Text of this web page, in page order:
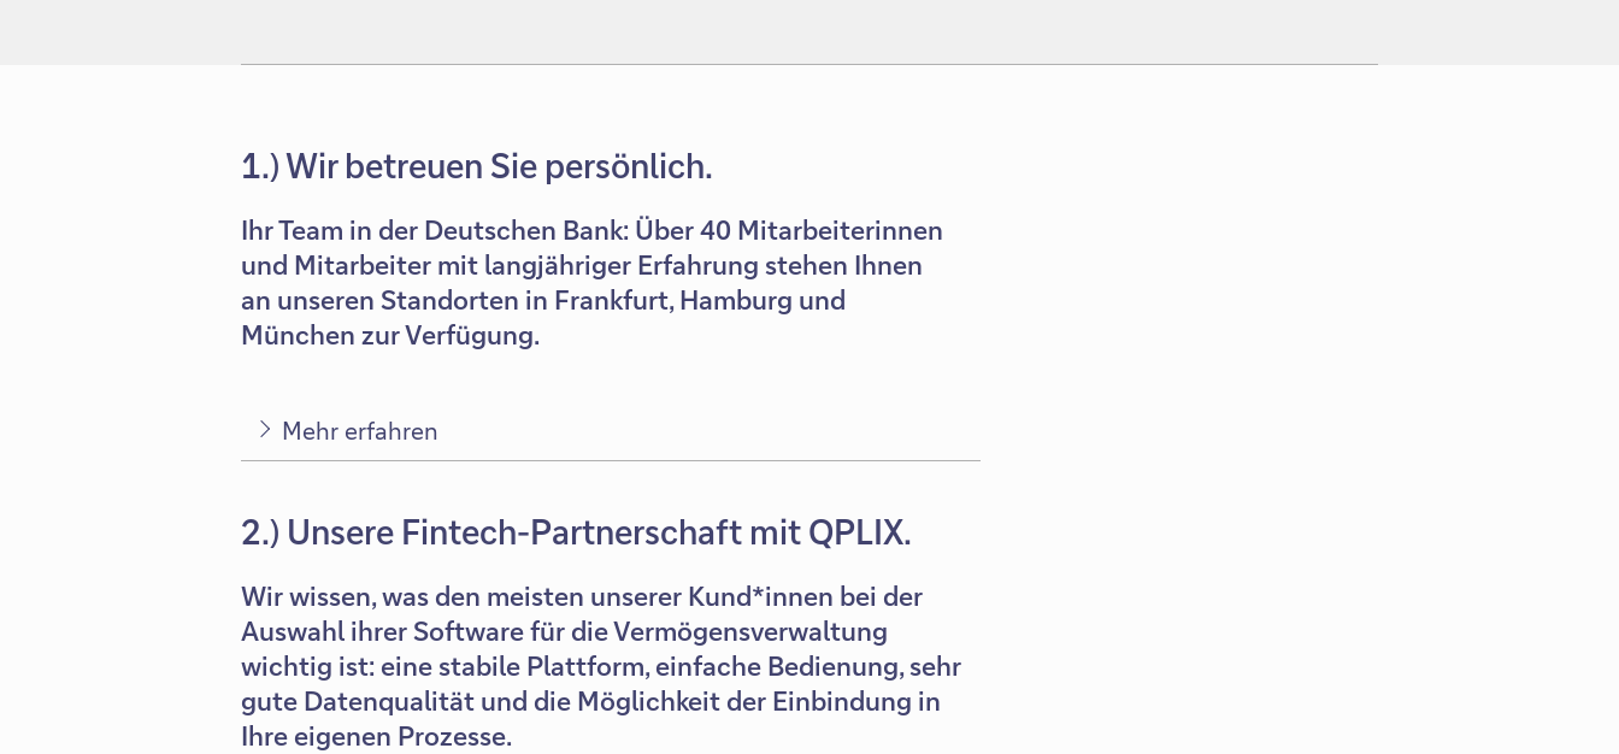
1.) Wir betreuen Sie persönlich.
Ihr Team in der Deutschen Bank: Über 40 Mitarbeiterinnen
und Mitarbeiter mit langjähriger Erfahrung stehen Ihnen
an unseren Standorten in Frankfurt, Hamburg und
München zur Verfügung.
Mehr erfahren
2.) Unsere Fintech-Partnerschaft mit QPLIX.
Wir wissen, was den meisten unserer Kund*innen bei der
Auswahl ihrer Software für die Vermögensverwaltung
wichtig ist: eine stabile Plattform, einfache Bedienung, sehr
gute Datenqualität und die Möglichkeit der Einbindung in
Ihre eigenen Prozesse.